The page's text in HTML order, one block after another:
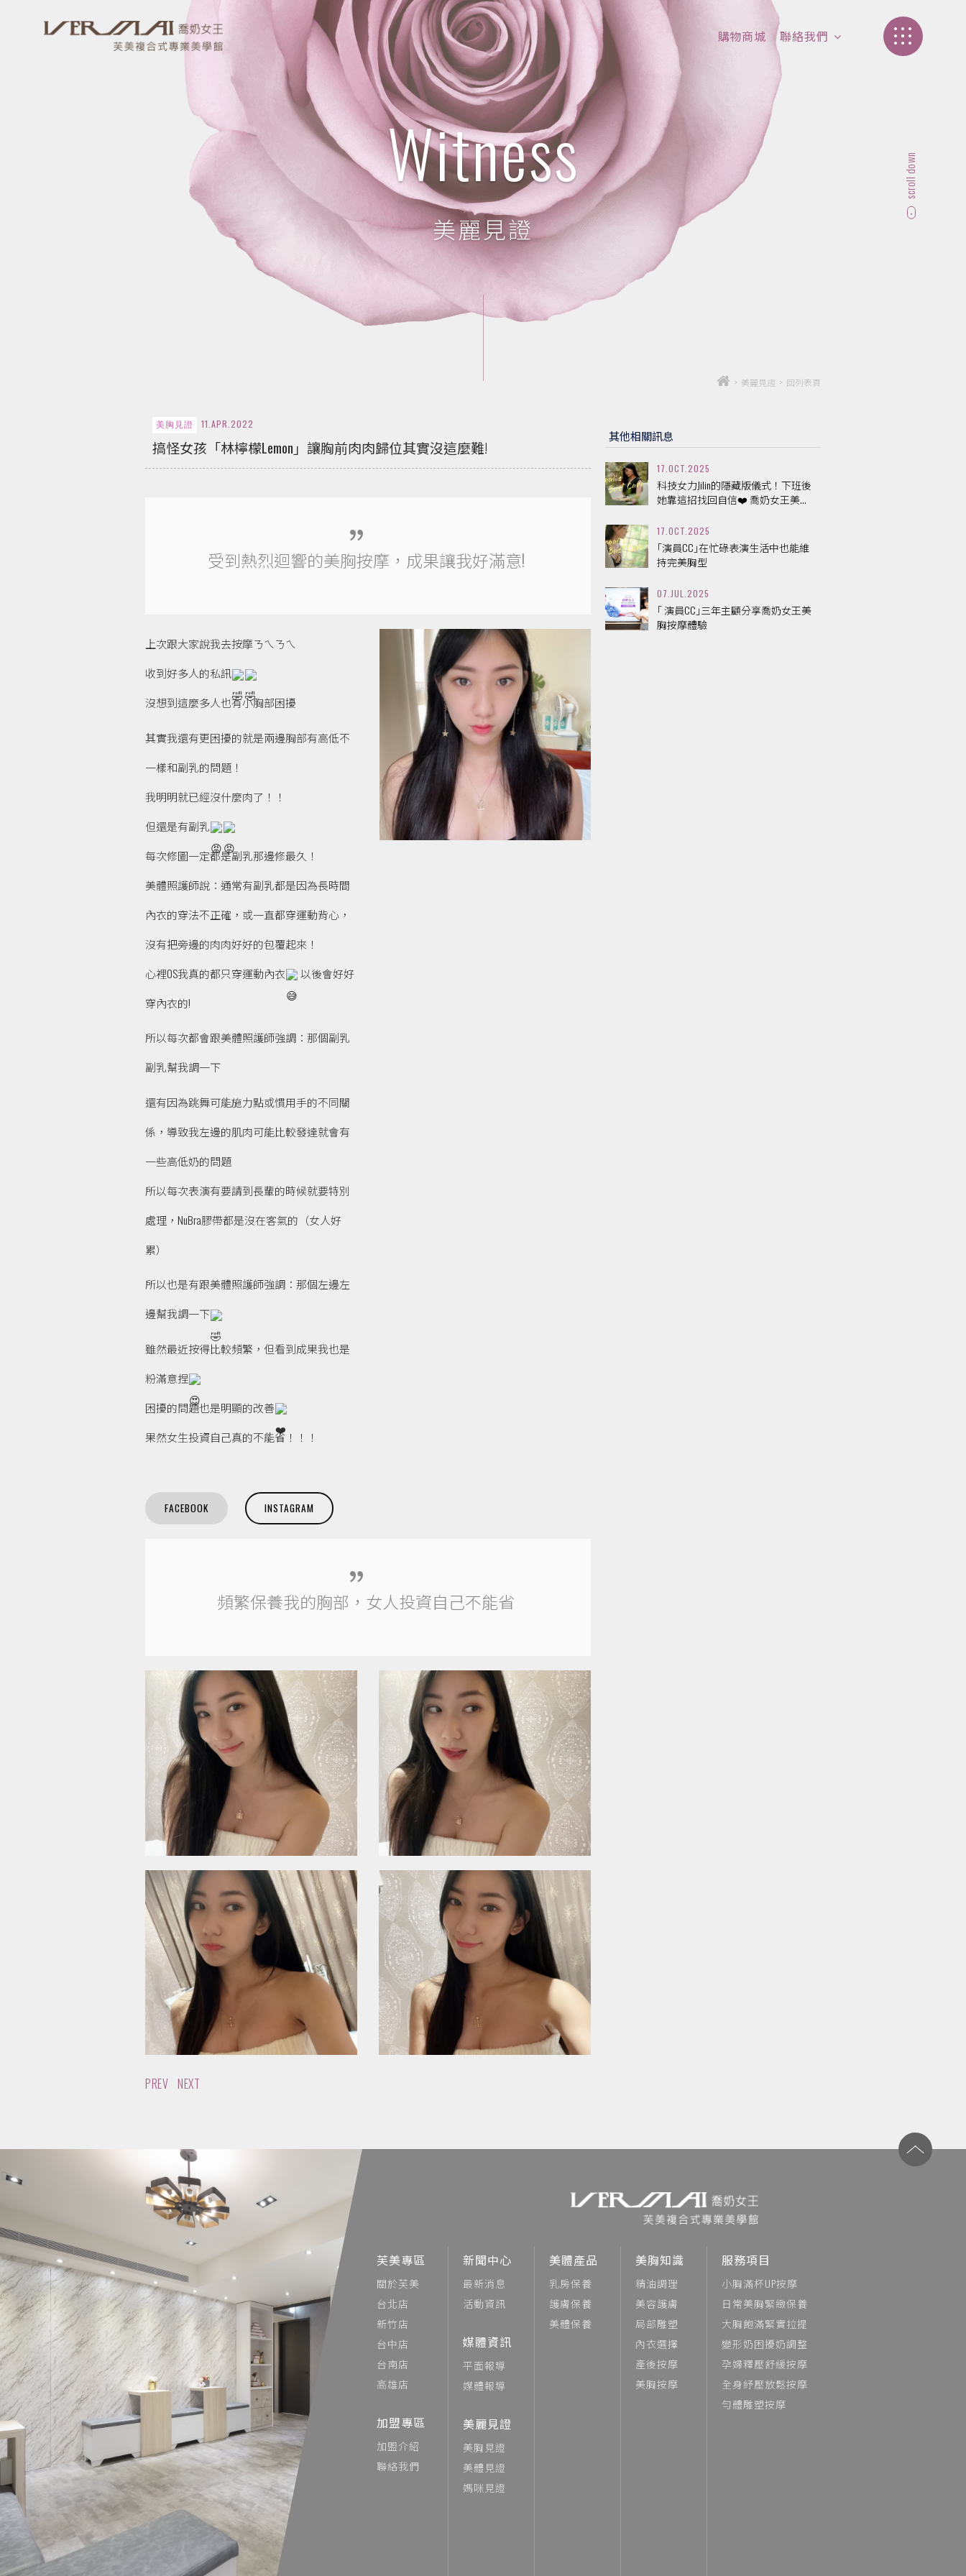
購物商城
聯絡我們
Witness
美麗見證
scroll down
> 美麗見證 > 回列表頁
美胸見證 11.APR.2022
搞怪女孩「林檸檬Lemon」讓胸前肉肉歸位其實沒這麼難!
受到熱烈迴響的美胸按摩，成果讓我好滿意!
上次跟大家說我去按摩ㄋㄟㄋㄟ
收到好多人的私訊
沒想到這麼多人也有小胸部困擾
其實我還有更困擾的就是兩邊胸部有高低不
一樣和副乳的問題！
我明明就已經沒什麼肉了！！
但還是有副乳
每次修圖一定都是副乳那邊修最久！
美體照護師說：通常有副乳都是因為長時間
內衣的穿法不正確，或一直都穿運動背心，
沒有把旁邊的肉肉好好的包覆起來！
心裡OS我真的都只穿運動內衣
以後會好好
穿內衣的!
所以每次都會跟美體照護師強調：那個副乳
副乳幫我調一下
還有因為跳舞可能施力點或慣用手的不同關
係，導致我左邊的肌肉可能比較發達就會有
一些高低奶的問題
所以每次表演有要請到長輩的時候就要特別
處理，NuBra膠帶都是沒在客氣的（女人好
累）
所以也是有跟美體照護師強調：那個左邊左
邊幫我調一下
雖然最近按得比較頻繁，但看到成果我也是
粉滿意捏
困擾的問題也是明顯的改善
果然女生投資自己真的不能省！！！
FACEBOOK INSTAGRAM
頻繁保養我的胸部，女人投資自己不能省
PREV NEXT
其他相關訊息
17.OCT.2025
科技女力Jilin的隱藏版儀式！下班後
她靠這招找回自信❤️ 喬奶女王美...
17.OCT.2025
｢演員CC｣在忙碌表演生活中也能維
持完美胸型
07.JUL.2025
｢ 演員CC｣三年主顧分享喬奶女王美
胸按摩體驗
芙美專區
關於芙美
台北店
新竹店
台中店
台南店
高雄店
加盟專區
加盟介紹
聯絡我們
新聞中心
最新消息
活動資訊
媒體資訊
平面報導
媒體報導
美麗見證
美胸見證
美體見證
媽咪見證
美體產品
乳房保養
護膚保養
美體保養
美胸知識
精油調理
美容護膚
局部雕塑
內衣選擇
產後按摩
美胸按摩
服務項目
小胸滿杯UP按摩
日常美胸緊緻保養
大胸飽滿緊實拉提
變形奶困擾奶調整
孕婦釋壓舒緩按摩
全身紓壓放鬆按摩
勻體雕塑按摩